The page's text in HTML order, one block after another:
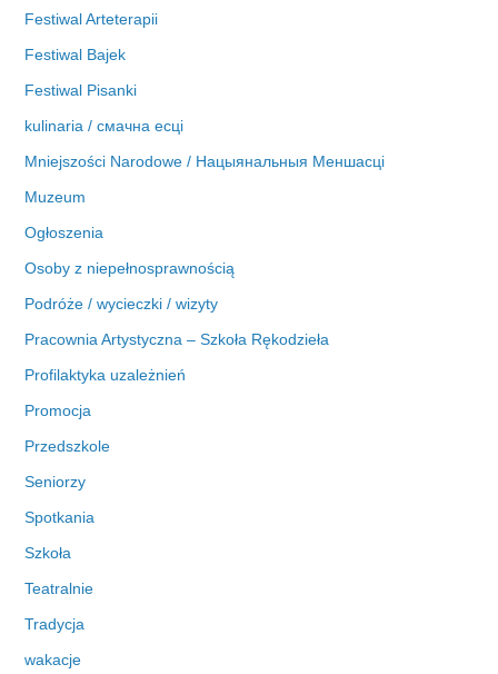
Festiwal Arteterapii
Festiwal Bajek
Festiwal Pisanki
kulinaria / смачна есці
Mniejszości Narodowe / Нацыянальныя Меншасці
Muzeum
Ogłoszenia
Osoby z niepełnosprawnością
Podróże / wycieczki / wizyty
Pracownia Artystyczna – Szkoła Rękodzieła
Profilaktyka uzależnień
Promocja
Przedszkole
Seniorzy
Spotkania
Szkoła
Teatralnie
Tradycja
wakacje